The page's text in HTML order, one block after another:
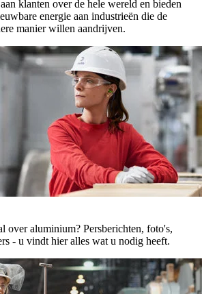
klanten over de hele wereld en bieden
energie aan industrieën die de
manier willen aandrijven.
over aluminium? Persberichten, foto's,
- u vindt hier alles wat u nodig heeft.